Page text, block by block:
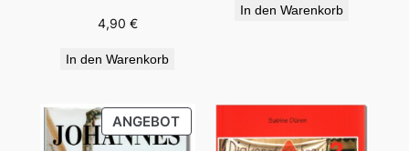
4,90 €
In den Warenkorb
In den Warenkorb
ANGEBOTPRODUKT
IM